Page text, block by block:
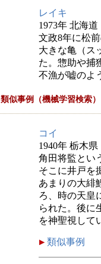
レイキ
1973年 北海道
文政8年に松
大きな亀（ス
た。惣助や捕
不漁が嘘のよ
類似事例（機械学習検索）
コイ
1940年 栃木県
角田将監とい
そこに井戸を
あまりの大緋
ろ、時の天皇
られた。後に
を神聖視して
類似事例